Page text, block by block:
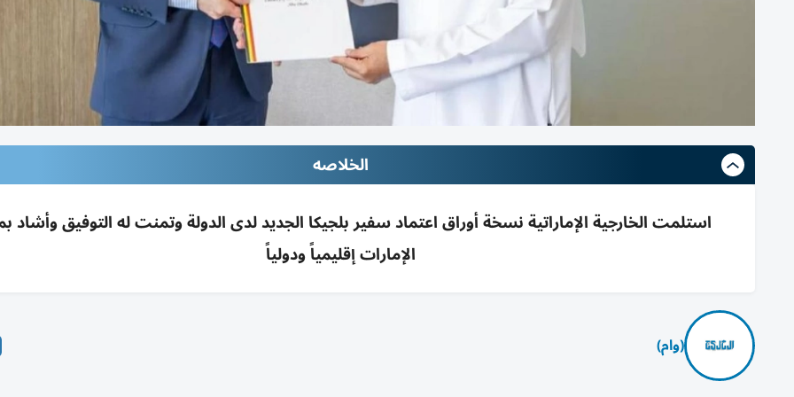
الخلاصه
استلمت الخارجية الإماراتية نسخة أوراق اعتماد سفير بلجيكا الجديد لدى الدولة وتمنت له التوفيق وأشاد
الإمارات إقليمياً ودولياً
(وام)